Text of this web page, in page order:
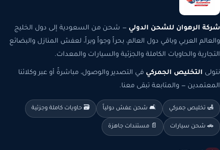
شركة الرهوان للشحن الدولي — شحن من السعودية إلى دول الخليج
والعالم العربي وباقي دول العالم، بحراً وجواً وبراً، لعفش المنازل والبضائع
التجارية والحاويات الكاملة والجزئية والسيارات والمعدات.
نتولى التخليص الجمركي في التصدير والوصول، مباشرةً أو عبر وكلائنا
المعتمدين — والمتابعة تبقى معنا.
🛃 تخليص جمركي 🛋️ شحن عفش دولياً 🗃️ حاويات كاملة وجزئية
🚗 شحن سيارات 📄 مستندات جاهزة